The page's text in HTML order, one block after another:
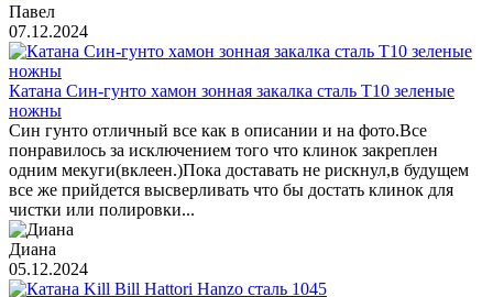
Павел
07.12.2024
Катана Син-гунто хамон зонная закалка сталь T10 зеленые
ножны
Син гунто отличный все как в описании и на фото.Все
понравилось за исключением того что клинок закреплен
одним мекуги(вклеен.)Пока доставать не рискнул,в будущем
все же прийдется высверливать что бы достать клинок для
чистки или полировки...
Диана
05.12.2024